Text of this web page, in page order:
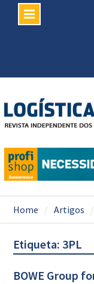
Home Artigos
Etiqueta: 3PL
BOWE Group